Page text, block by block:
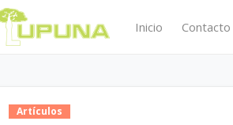
Inicio Contacto
Artículos